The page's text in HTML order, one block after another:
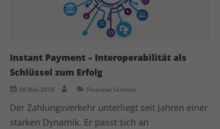
Instant Payment – Interoperabilität als
Schlüssel zum Erfolg
08.Mär.2018 Financial Services
Der Zahlungsverkehr unterliegt seit Jahren einer
starken Dynamik. Er passt sich an